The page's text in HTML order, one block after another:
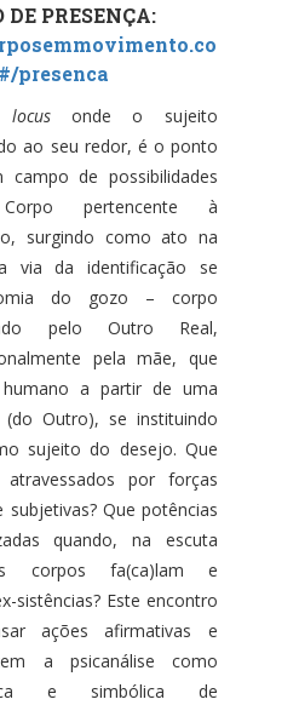
DE PRESENÇA:
presenca
locusonde o sujeito
ao seu redor, é o ponto
de possibilidades
Corpo pertencente à
surgindo como ato na
via da identificação se
do gozo – corpo
pelo Outro Real,
pela mãe, que
a partir de uma
Outro), se instituindo
sujeito do desejo. Que
por forças
Que potências
quando, na escuta
corpos fa(ca)lam e
sistências? Este encontro
ações afirmativas e
a psicanálise como
e simbólica de